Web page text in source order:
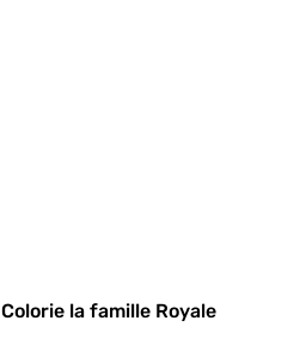
Colorie la famille Royale